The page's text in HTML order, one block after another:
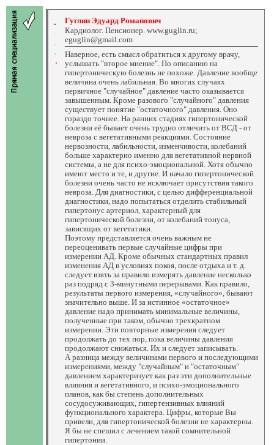
Гуглин Эдуард Романович
Кардиолог. Пенсионер. www.guglin.ru;
eguglin@gmail.com
Наверное, есть смысл обратиться к другому врачу,
услышать "второе мнение". По описанию на
гипертоническую болезнь не похоже. Давление вообще
величина очень лабильная. Во многих случаях
первичное "случайное" давление часто оказывается
завышенным. Кроме разового "случайного" давления
существует понятие "остаточного" давления. Оно
гораздо точнее. На ранних стадиях гипертонической
болезни её бывает очень трудно отличить от ВСД - от
невроза с вегетативными реакциями. Состояние
нервозности, лабильности, изменчивости, колебаний
больше характерно именно для вегетативной нервной
системы, а не для психо-эмоциональной. Хотя обычно
имеют место и те, и другие. И начало гипертонической
болезни очень часто не исключает присутствия такого
невроза. Для диагностики, с целью дифференциальной
диагностики, надо попытаться отделить стабильный
гипертонус артериол, характерный для
гипертонической болезни, от колебаний тонуса,
зависящих от вегетатики.
Поэтому представляется очень важным не
переоценивать первые случайные цифры при
измерении АД. Кроме обычных стандартных правил
изменения АД в условиях покоя, после отдыха и т. д.
следует взять за правило измерять давление несколько
раз подряд с 3-минутными перерывами. Как правило,
результаты первого измерения, «случайного», бывают
значительно выше. И за истинное «остаточное»
давление надо принимать минимальные величины,
полученные при таком, обычно трехкратном
измерении. Эти повторные измерения следует
продолжать до тех пор, пока величины давления
продолжают снижаться. Их и следует записывать.
А разница между величинами первого и последующими
измерениями, между "случайным" и "остаточным"
давлением характеризует как раз эти дополнительные
влияния и вегетативного, и психо-эмоционального
планов, как бы степень дополнительных
сосудосуживающих, гипертензивных влияний
функционального характера. Цифры, которые Вы
привели, для гипертонической болезни не характерны.
Я бы не спешил с лечением такой сомнительной
гипертонии.